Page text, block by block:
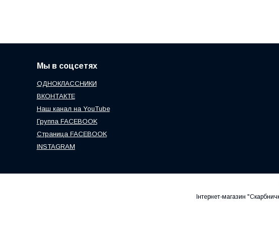
Мы в соцсетях
ОДНОКЛАССНИКИ
ВКОНТАКТЕ
Наш канал на YouTube
Группа FACEBOOK
Страница FACEBOOK
INSTAGRAM